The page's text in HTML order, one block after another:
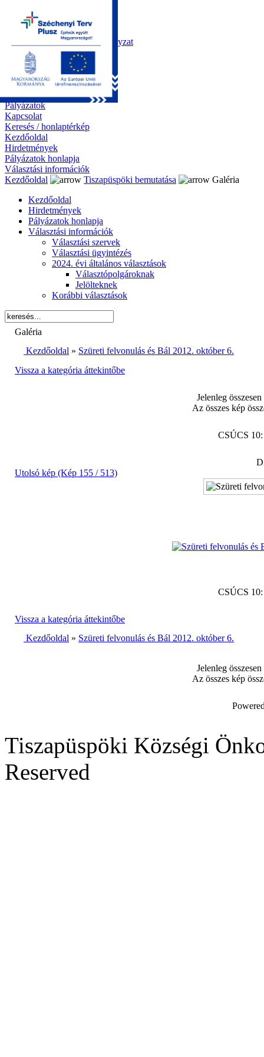
Kezdőoldal
Önkormányzat
Polgármesteri Hivatal
Roma Nemzetiségi Önkormányzat
Elektronikus ügyintézés
Közérdekű információk
Tiszapüspöki bemutatása
Galéria
Díjazottaink
Pályázatok
Kapcsolat
Keresés / honlaptérkép
Kezdőoldal
Hirdetmények
Pályázatok honlapja
Választási információk
Kezdőoldal
Tiszapüspöki bemutatása
Galéria
Kezdőoldal
Hirdetmények
Pályázatok honlapja
Választási információk
Választási szervek
Választási ügyintézés
2024. évi általános választások
Választópolgároknak
Jelölteknek
Korábbi választások
Galéria
Kezdőoldal » Szüreti felvonulás és Bál 2012. október 6.
Vissza a kategória áttekintőbe
Jelenleg
Az összes kép
CSÚCS
Utolsó kép (Kép 155 / 513)
CSÚCS
Vissza a kategória áttekintőbe
Kezdőoldal » Szüreti felvonulás és Bál 2012. október 6.
Jelenleg
Az összes kép
Tiszapüspöki Községi
Reserved